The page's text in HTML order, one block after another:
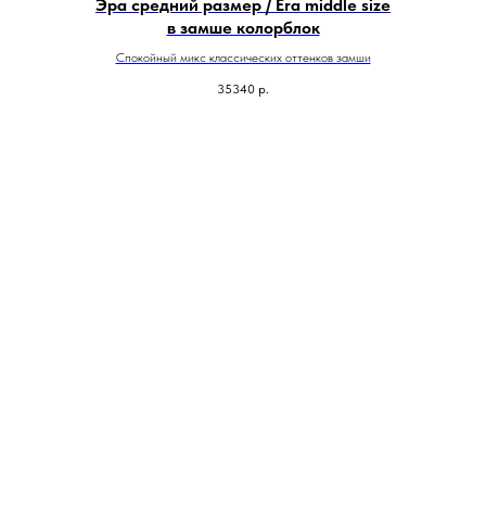
Эра средний размер / Era middle size
в замше колорблок
Спокойный микс классических оттенков замши
35340 р.